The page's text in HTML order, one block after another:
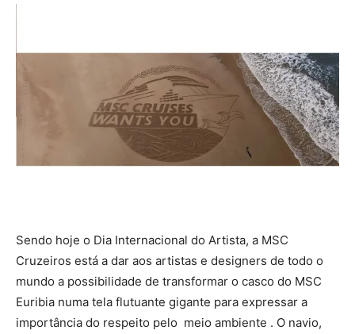
Sendo hoje o Dia Internacional do Artista, a MSC
Cruzeiros está a dar aos artistas e designers de todo o
mundo a possibilidade de transformar o casco do MSC
Euribia numa tela flutuante gigante para expressar a
importância do respeito pelo meio ambiente . O navio,